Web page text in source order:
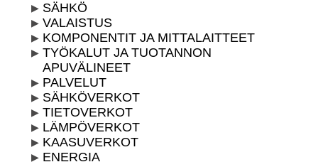
SÄHKÖ
VALAISTUS
KOMPONENTIT JA MITTALAITTEET
TYÖKALUT JA TUOTANNON
APUVÄLINEET
PALVELUT
SÄHKÖVERKOT
TIETOVERKOT
LÄMPÖVERKOT
KAASUVERKOT
ENERGIA